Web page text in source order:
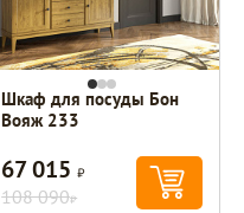
Шкаф для посуды Бон
Вояж 233
67 015Р
108 090Р